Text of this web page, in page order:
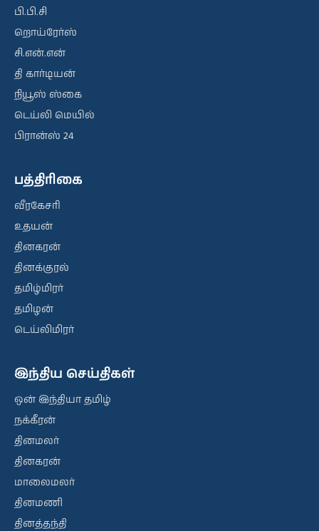
பி.பி.சி
றொய்ரேர்ஸ்
சி.என்.என்
தி கார்டியன்
நியூஸ் ஸ்கை
டெய்லி மெயில்
பிரான்ஸ் 24
பத்திரிகை
வீரகேசரி
உதயன்
தினகரன்
தினக்குரல்
தமிழ்மிரர்
தமிழன்
டெய்லிமிரர்
இந்திய செய்திகள்
ஒன் இந்தியா தமிழ்
நக்கீரன்
தினமலர்
தினகரன்
மாலைமலர்
தினமணி
தினத்தந்தி